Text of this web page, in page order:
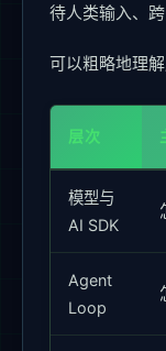
待人类输入、
可以粗略地理解
层次
模型与
AI SDK
Agent
Loop